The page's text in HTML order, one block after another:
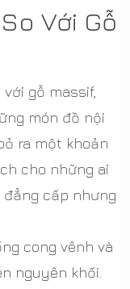
Với Gỗ
gỗ massif,
món đồ nội
ra một khoản
cho những ai
đẳng cấp nhưng
cong vênh và
nguyên khối.